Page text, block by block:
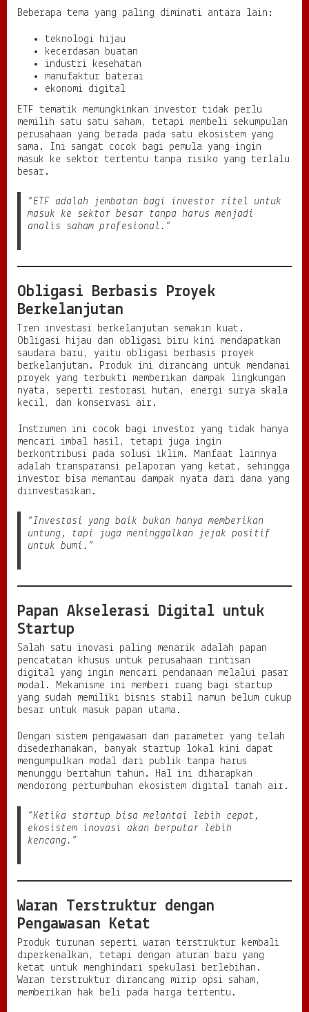
Beberapa tema yang paling diminati antara lain:
teknologi hijau
kecerdasan buatan
industri kesehatan
manufaktur baterai
ekonomi digital
ETF tematik memungkinkan investor tidak perlu
memilih satu satu saham, tetapi membeli sekumpulan
perusahaan yang berada pada satu ekosistem yang
sama. Ini sangat cocok bagi pemula yang ingin
masuk ke sektor tertentu tanpa risiko yang terlalu
besar.
“ETF adalah jembatan bagi investor ritel untuk
masuk ke sektor besar tanpa harus menjadi
analis saham profesional.”
Obligasi Berbasis Proyek
Berkelanjutan
Tren investasi berkelanjutan semakin kuat.
Obligasi hijau dan obligasi biru kini mendapatkan
saudara baru, yaitu obligasi berbasis proyek
berkelanjutan. Produk ini dirancang untuk mendanai
proyek yang terbukti memberikan dampak lingkungan
nyata, seperti restorasi hutan, energi surya skala
kecil, dan konservasi air.
Instrumen ini cocok bagi investor yang tidak hanya
mencari imbal hasil, tetapi juga ingin
berkontribusi pada solusi iklim. Manfaat lainnya
adalah transparansi pelaporan yang ketat, sehingga
investor bisa memantau dampak nyata dari dana yang
diinvestasikan.
“Investasi yang baik bukan hanya memberikan
untung, tapi juga meninggalkan jejak positif
untuk bumi.”
Papan Akselerasi Digital untuk
Startup
Salah satu inovasi paling menarik adalah papan
pencatatan khusus untuk perusahaan rintisan
digital yang ingin mencari pendanaan melalui pasar
modal. Mekanisme ini memberi ruang bagi startup
yang sudah memiliki bisnis stabil namun belum cukup
besar untuk masuk papan utama.
Dengan sistem pengawasan dan parameter yang telah
disederhanakan, banyak startup lokal kini dapat
mengumpulkan modal dari publik tanpa harus
menunggu bertahun tahun. Hal ini diharapkan
mendorong pertumbuhan ekosistem digital tanah air.
“Ketika startup bisa melantai lebih cepat,
ekosistem inovasi akan berputar lebih
kencang.”
Waran Terstruktur dengan
Pengawasan Ketat
Produk turunan seperti waran terstruktur kembali
diperkenalkan, tetapi dengan aturan baru yang
ketat untuk menghindari spekulasi berlebihan.
Waran terstruktur dirancang mirip opsi saham,
memberikan hak beli pada harga tertentu.